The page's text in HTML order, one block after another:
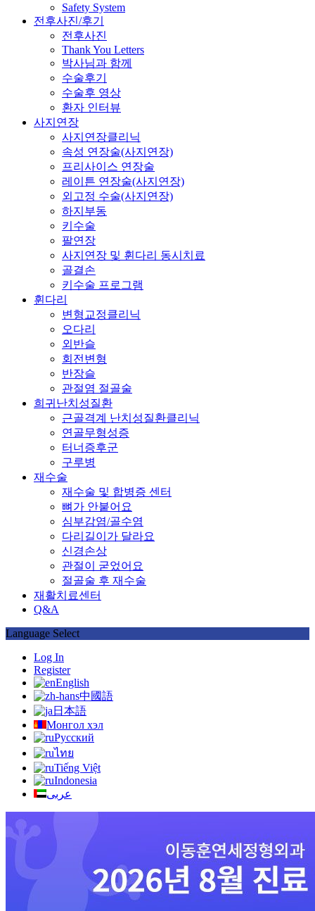
Safety System
전후사진/후기
전후사진
Thank You Letters
박사님과 함께
수술후기
수술후 영상
환자 인터뷰
사지연장
사지연장클리닉
속성 연장술(사지연장)
프리사이스 연장술
레이튼 연장술(사지연장)
외고정 수술(사지연장)
하지부동
키수술
팔연장
사지연장 및 휜다리 동시치료
골결손
키수술 프로그램
휜다리
변형교정클리닉
오다리
외반슬
회전변형
반장슬
관절염 절골술
희귀난치성질환
근골격계 난치성질환클리닉
연골무형성증
터너증후군
구루병
재수술
재수술 및 합병증 센터
뼈가 안붙어요
심부감염/골수염
다리길이가 달라요
신경손상
관절이 굳었어요
절골술 후 재수술
재활치료센터
Q&A
Language Select
Log In
Register
English
中國語
日本語
Монгол хэл
Русский
ไทย
Tiếng Việt
Indonesia
عربى